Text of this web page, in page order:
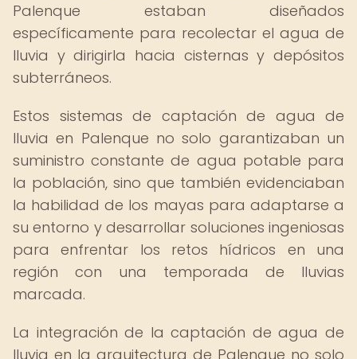
Palenque estaban diseñados
específicamente para recolectar el agua de
lluvia y dirigirla hacia cisternas y depósitos
subterráneos.
Estos sistemas de captación de agua de
lluvia en Palenque no solo garantizaban un
suministro constante de agua potable para
la población, sino que también evidenciaban
la habilidad de los mayas para adaptarse a
su entorno y desarrollar soluciones ingeniosas
para enfrentar los retos hídricos en una
región con una temporada de lluvias
marcada.
La integración de la captación de agua de
lluvia en la arquitectura de Palenque no solo